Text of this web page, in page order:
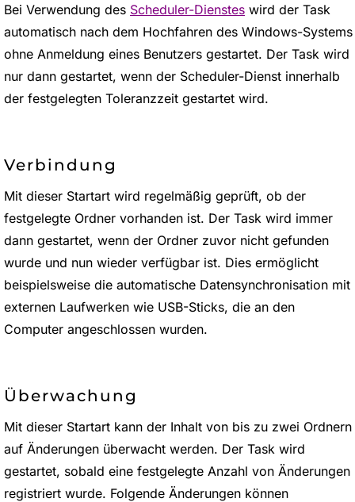
Bei Verwendung des Scheduler-Dienstes wird der Task
automatisch nach dem Hochfahren des Windows-Systems
ohne Anmeldung eines Benutzers gestartet. Der Task wird
nur dann gestartet, wenn der Scheduler-Dienst innerhalb
der festgelegten Toleranzzeit gestartet wird.
Verbindung
Mit dieser Startart wird regelmäßig geprüft, ob der
festgelegte Ordner vorhanden ist. Der Task wird immer
dann gestartet, wenn der Ordner zuvor nicht gefunden
wurde und nun wieder verfügbar ist. Dies ermöglicht
beispielsweise die automatische Datensynchronisation mit
externen Laufwerken wie USB-Sticks, die an den
Computer angeschlossen wurden.
Überwachung
Mit dieser Startart kann der Inhalt von bis zu zwei Ordnern
auf Änderungen überwacht werden. Der Task wird
gestartet, sobald eine festgelegte Anzahl von Änderungen
registriert wurde. Folgende Änderungen können